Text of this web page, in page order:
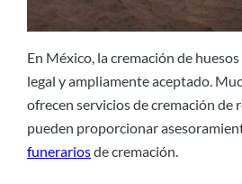
En México, la cremación de
legal y ampliamente aceptado.
ofrecen servicios de cremación de
pueden proporcionar
funerariosde cremación.